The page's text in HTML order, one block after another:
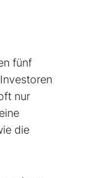
fünf
nur
die